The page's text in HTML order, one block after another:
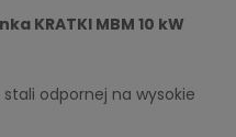
KRATKI MBM 10 kW
stali odpornej na wysokie